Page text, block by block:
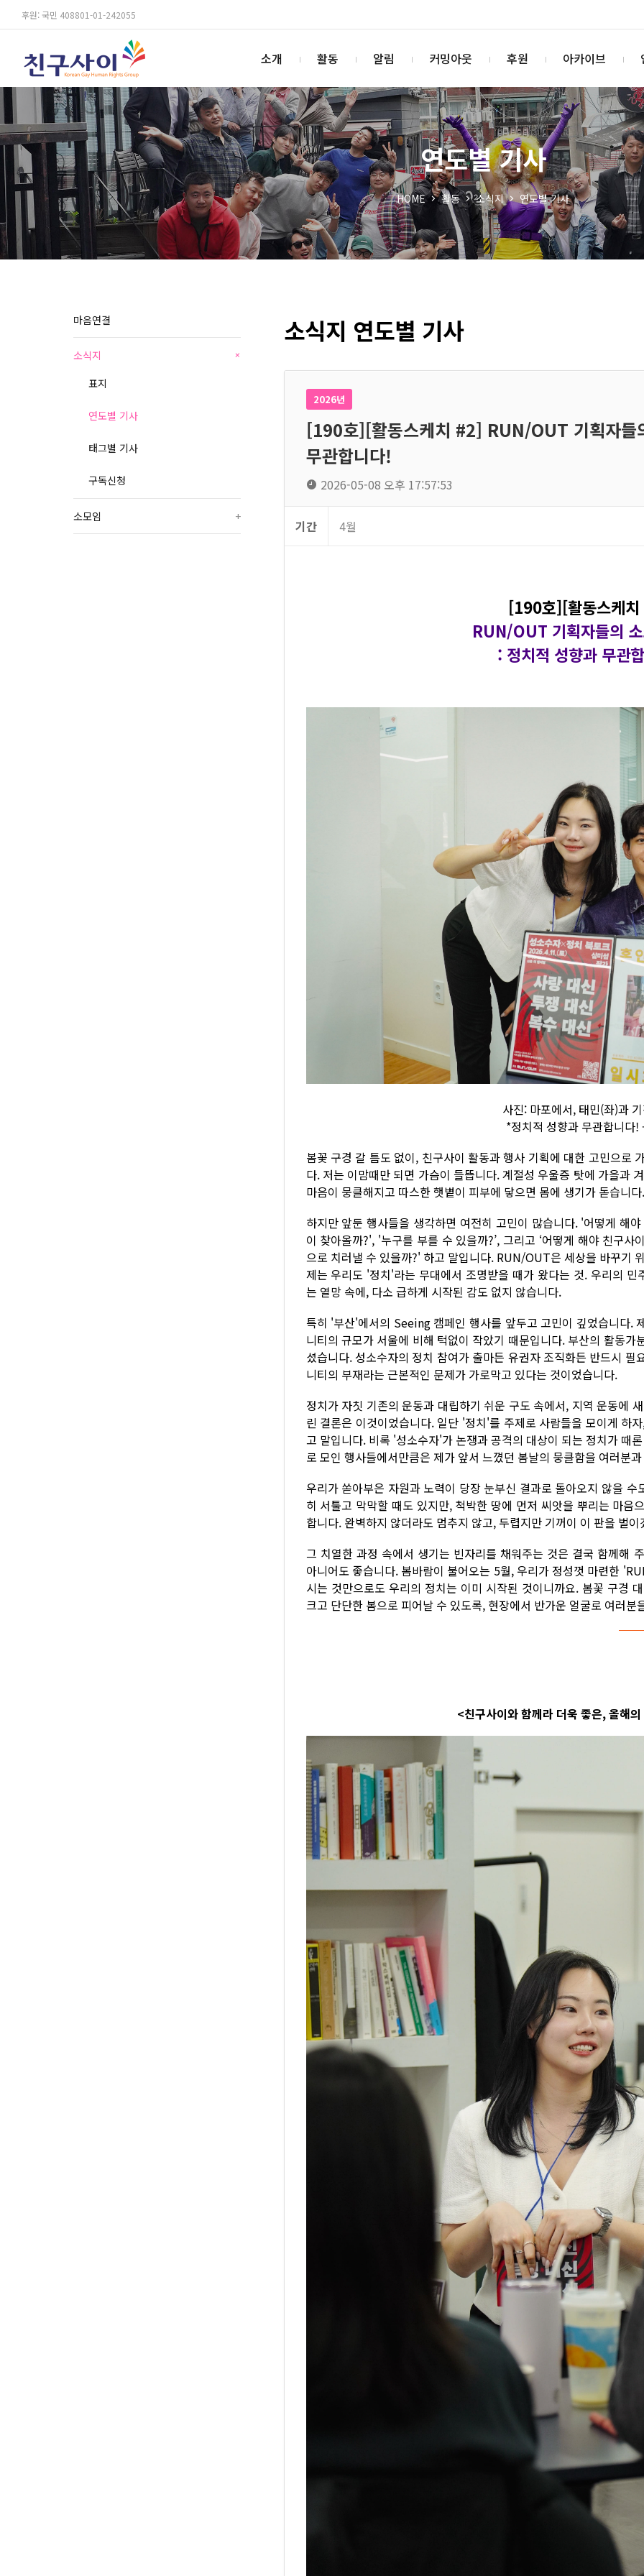
후원: 국민 408801-01-242055
소개 활동 알림 커밍아웃 후원 아카이브
연도별 기사
HOME 활동 소식지 연도별 기사
마음연결
소식지 +
표지
연도별 기사
태그별 기사
구독신청
소모임 +
소식지 연도별 기사
2026년
[190호][활동스케치 #2] RUN/OUT 기획자들
무관합니다!
2026-05-08 오후 17:57:53
기간 4월
[190호][활동스케
RUN/OUT 기획자들의
: 정치적 성향과 무관
사진: 마포에서, 태민(좌)과
*정치적 성향과 무관합니다!
봄꽃 구경 갈 틈도 없이, 친구사이 활동과 행사 기획에 대한 고민으로
다. 저는 이맘때만 되면 가슴이 들뜹니다. 계절성 우울증 탓에 가을과
마음이 뭉클해지고 따스한 햇볕이 피부에 닿으면 몸에 생기가 돋습니다.
하지만 앞둔 행사들을 생각하면 여전히 고민이 많습니다. '어떻게 해
이 찾아올까?', '누구를 부를 수 있을까?’, 그리고 ‘어떻게 해야 친구
으로 치러낼 수 있을까?' 하고 말입니다. RUN/OUT은 세상을 바꾸기
제는 우리도 '정치'라는 무대에서 조명받을 때가 왔다는 것. 우리의
는 열망 속에, 다소 급하게 시작된 감도 없지 않습니다.
특히 '부산'에서의 Seeing 캠페인 행사를 앞두고 고민이 깊었습니다.
니티의 규모가 서울에 비해 턱없이 작았기 때문입니다. 부산의 활동
셨습니다. 성소수자의 정치 참여가 출마든 유권자 조직화든 반드시
니티의 부재라는 근본적인 문제가 가로막고 있다는 것이었습니다.
정치가 자칫 기존의 운동과 대립하기 쉬운 구도 속에서, 지역 운동에
린 결론은 이것이었습니다. 일단 '정치'를 주제로 사람들을 모이게 하
고 말입니다. 비록 '성소수자'가 논쟁과 공격의 대상이 되는 정치가 때
로 모인 행사들에서만큼은 제가 앞서 느꼈던 봄날의 뭉클함을 여러분
우리가 쏟아부은 자원과 노력이 당장 눈부신 결과로 돌아오지 않을
히 서툴고 막막할 때도 있지만, 척박한 땅에 먼저 씨앗을 뿌리는 마음
합니다. 완벽하지 않더라도 멈추지 않고, 두렵지만 기꺼이 이 판을 벌이
그 치열한 과정 속에서 생기는 빈자리를 채워주는 것은 결국 함께해
아니어도 좋습니다. 봄바람이 불어오는 5월, 우리가 정성껏 마련한
시는 것만으로도 우리의 정치는 이미 시작된 것이니까요. 봄꽃 구경
크고 단단한 봄으로 피어날 수 있도록, 현장에서 반가운 얼굴로 여러분
<친구사이와 함께라 더욱 좋은, 올해